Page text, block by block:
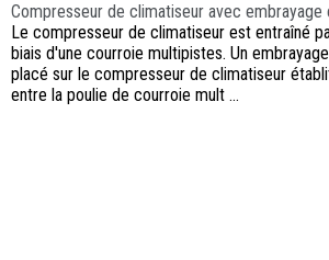
Compresseur de climatiseur avec
Le compresseur de climatiseur est entraîné
biais d'une courroie multipistes. Un
placé sur le compresseur de climatiseur
entre la poulie de courroie mult ...